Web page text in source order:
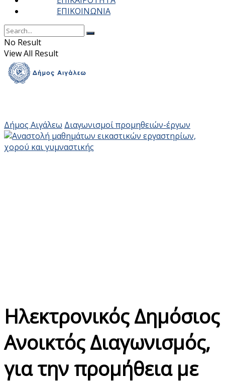
ΕΠΙΚΟΙΝΩΝΙΑ
No Result
View All Result
Δήμος Αιγάλεω Διαγωνισμοί προμηθειών-έργων
Ηλεκτρονικός Δημόσιος
Ανοικτός Διαγωνισμός,
για την προμήθεια με